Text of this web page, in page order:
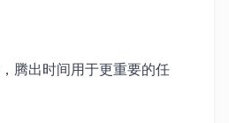
腾出时间用于更重要的任